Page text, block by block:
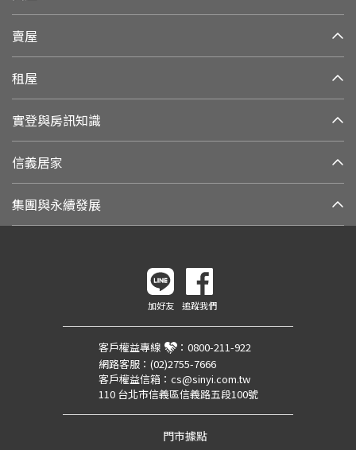
賣屋
租屋
實登與房訊知識
信義居家
集團與永續發展
加好友 追蹤我們
客戶權益專線 ： 0800-211-922
網路客服： (02)2755-7666
客戶權益信箱： cs@sinyi.com.tw
110 台北市信義區信義路五段100號
門市據點